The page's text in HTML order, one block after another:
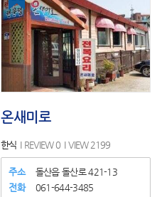
온새미로
한식 REVIEW 0 VIEW 2199
주소
돌산읍 돌산로 421-13
전화
061-644-3485